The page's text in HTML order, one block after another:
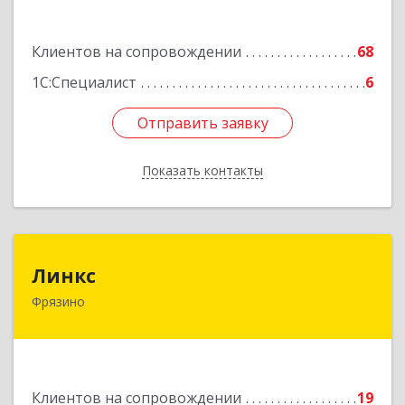
Клиентов на сопровождении
68
1С:Специалист
6
Отправить заявку
Показать контакты
Отправить заявку
Назад
Линкс
Фрязино
Клиентов на сопровождении
19
141190, Московская обл, Фрязино г, Заводской